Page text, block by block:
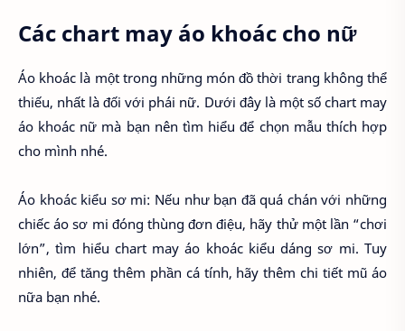
Các chart may áo khoác cho nữ
Áo khoác là một trong những món đồ thời trang không thể
thiếu, nhất là đối với phái nữ. Dưới đây là một số chart may
áo khoác nữ mà bạn nên tìm hiểu để chọn mẫu thích hợp
cho mình nhé.
Áo khoác kiểu sơ mi: Nếu như bạn đã quá chán với những
chiếc áo sơ mi đóng thùng đơn điệu, hãy thử một lần “chơi
lớn”, tìm hiểu chart may áo khoác kiểu dáng sơ mi. Tuy
nhiên, để tăng thêm phần cá tính, hãy thêm chi tiết mũ áo
nữa bạn nhé.